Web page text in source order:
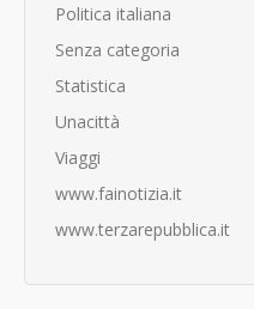
Politica italiana
Senza categoria
Statistica
Unacittà
Viaggi
www.fainotizia.it
www.terzarepubblica.it